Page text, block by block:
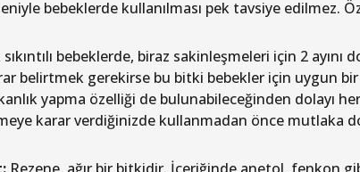
bebeklerde kullanılması pek tavsiye edilmez.
sıkıntılı bebeklerde, biraz sakinleşmeleri için 2
belirtmek gerekirse bu bitki bebekler için uygun
yapma özelliği de bulunabileceğinden dolayı
karar verdiğinizde kullanmadan önce mutlaka